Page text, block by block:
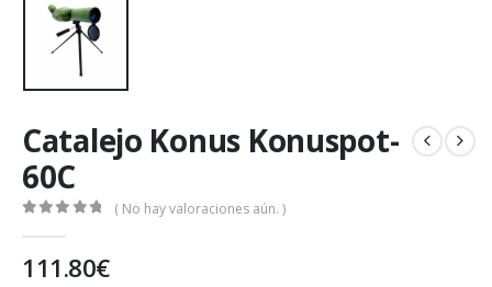
Catalejo Konus Konuspot-
60C
( No hay valoraciones aún. )
111.80€